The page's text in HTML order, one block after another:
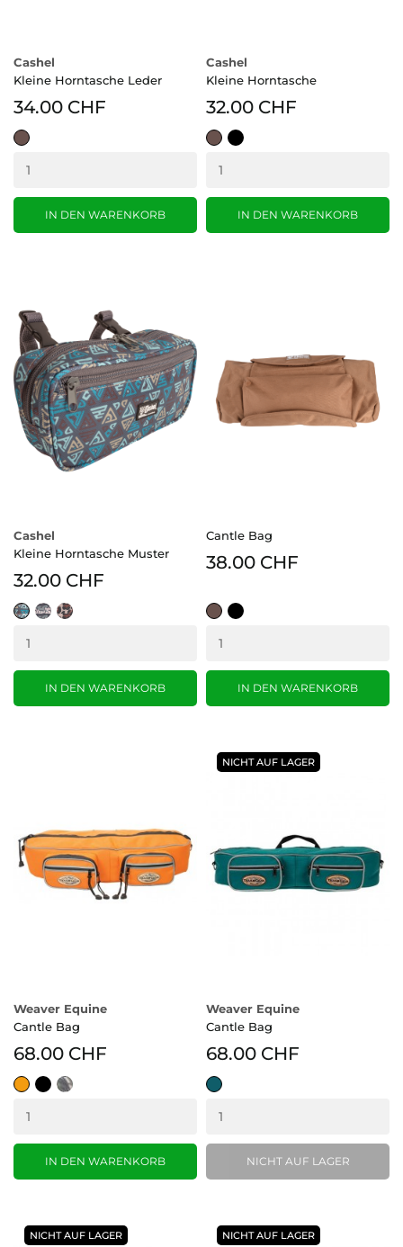
Cashel
Kleine Horntasche Leder
34.00 CHF
braun
IN DEN WARENKORB
Cashel
Kleine Horntasche
32.00 CHF
braunschwarz
IN DEN WARENKORB
Cashel
Kleine Horntasche Muster
32.00 CHF
Teal Camoleopard
IN DEN WARENKORB
Cantle Bag
38.00 CHF
braunschwarz
IN DEN WARENKORB
Weaver Equine
Cantle Bag
68.00 CHF
Orangeschwarz
Camo
IN DEN WARENKORB
Weaver Equine
Cantle Bag
68.00 CHF
Teal
NICHT AUF LAGER
NICHT AUF LAGER
NICHT AUF LAGER NICHT AUF LAGER